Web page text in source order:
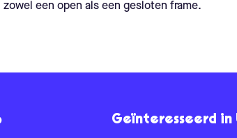
een open als een gesloten frame.
Geïnteresseerd in